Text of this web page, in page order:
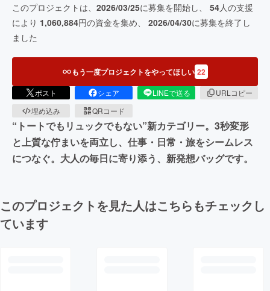
このプロジェクトは、 2026/03/25に募集を開始し、 54人の支援
により 1,060,884円の資金を集め、 2026/04/30に募集を終了し
ました
もう一度プロジェクトをやってほしい 22
ポスト シェア LINEで送る
URLコピー
埋め込み
QRコード
“トートでもリュックでもない”新カテゴリー。3秒変形
と上質な佇まいを両立し、仕事・日常・旅をシームレス
につなぐ。大人の毎日に寄り添う、新発想バッグです。
このプロジェクトを見た人はこちらもチェックし
ています